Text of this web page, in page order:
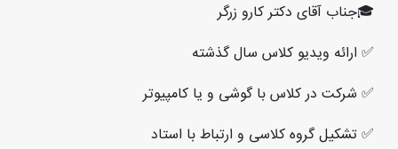
🎓جناب آقای دکتر کارو زرگر⁨
✅ ارائه ویدیو کلاس سال گذشته
✅ شرکت در کلاس با گوشی و یا کامپیوتر
✅ تشکیل گروه کلاسی و ارتباط با استاد